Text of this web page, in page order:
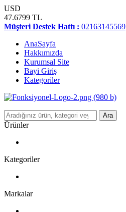
USD
47.6799 TL
Müşteri Destek Hattı : 02163145569
AnaSayfa
Hakkımızda
Kurumsal Site
Bayi Giriş
Kategoriler
Ara
Ürünler
Kategoriler
Markalar